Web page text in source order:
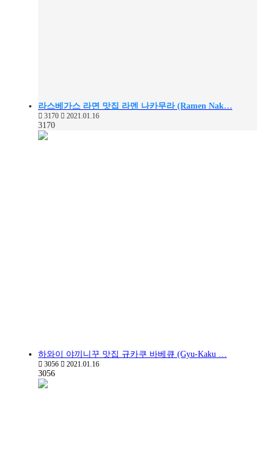
라스베가스 라면 맛집 라멘 나카무라 (Ramen Nak…
3170 2021.01.16
3170
하와이 야끼니꾸 맛집 규카쿠 바베큐 (Gyu-Kaku …
3056 2021.01.16
3056